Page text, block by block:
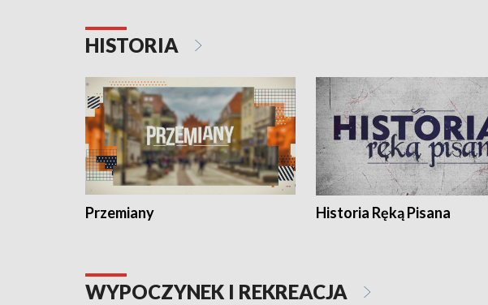
HISTORIA
Przemiany Historia Ręką Pisana
WYPOCZYNEK I REKREACJA